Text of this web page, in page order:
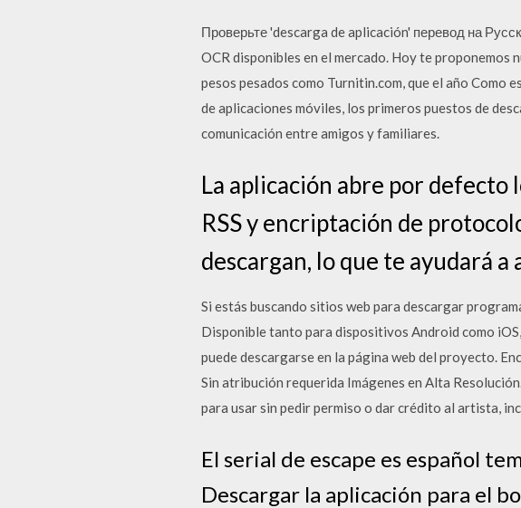
Проверьте 'descarga de aplicación' перевод на
OCR disponibles en el mercado. Hoy te
pesos pesados como Turnitin.com, que el año Como
de aplicaciones móviles, los primeros puestos de
comunicación entre amigos y familiares.
La aplicación abre por defecto
RSS y encriptación de
descargan, lo que te ayudará a
Si estás buscando sitios web para descargar
Disponible tanto para dispositivos Android como
puede descargarse en la página web del proyecto.
Sin atribución requerida Imágenes en Alta
para usar sin pedir permiso o dar crédito al artista,
El serial de escape es español
Descargar la aplicación para el